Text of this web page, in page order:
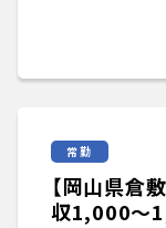
常勤
【岡山県倉
収1,000〜